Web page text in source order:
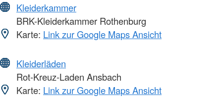
Kleiderkammer
BRK-Kleiderkammer Rothenburg
Karte: Link zur Google Maps Ansicht
Kleiderläden
Rot-Kreuz-Laden Ansbach
Karte: Link zur Google Maps Ansicht